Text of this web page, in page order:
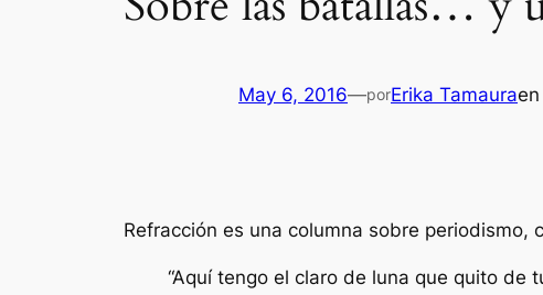
May 6, 2016—porErika Tamauraen
Refracción es una columna sobre
“Aquí tengo el claro de luna que quito de